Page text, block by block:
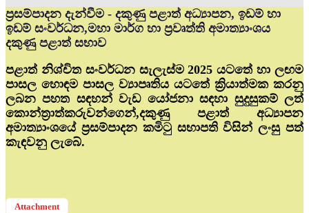
ප්‍රසම්පාදන දැන්වීම - දකුණු පළාත් අධ්‍යාපන, ඉඩම් හා
ඉඩම් සංවර්ධන,මහා මාර්ග හා ප්‍රවෘත්ති අමාත්‍යාංශය
දකුණු පළාත් සභාව
පළාත් නිශ්චිත සංවර්ධන සැලැස්ම 2025 යටතේ හා ලඟම
පාසල හොඳම පාසල ව්‍යාපෘතිය යටතේ ක්‍රියාත්මක කරනු
ලබන පහත සඳහන් වැඩ යෝජනා සඳහා සුදුසුකම් ලත්
කොන්ත්‍රාත්කරුවන්ගෙන්,දකුණු පළාත් අධ්‍යාපන
අමාත්‍යාංශයේ ප්‍රසම්පාදන කමිටු සභාපති විසින් ලංසු පත්
කැඳවනු ලැබේ.
Attachment